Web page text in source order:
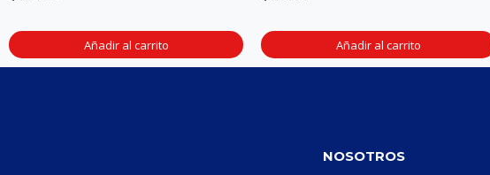
Añadir al carrito Añadir al carrito
NOSOTROS